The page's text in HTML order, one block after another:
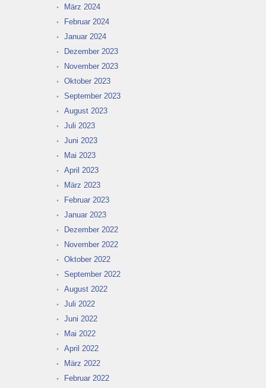
März 2024
Februar 2024
Januar 2024
Dezember 2023
November 2023
Oktober 2023
September 2023
August 2023
Juli 2023
Juni 2023
Mai 2023
April 2023
März 2023
Februar 2023
Januar 2023
Dezember 2022
November 2022
Oktober 2022
September 2022
August 2022
Juli 2022
Juni 2022
Mai 2022
April 2022
März 2022
Februar 2022